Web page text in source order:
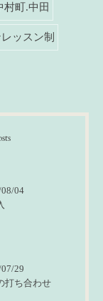
村町.中田
ッスン制
04
29
打ち合わせ